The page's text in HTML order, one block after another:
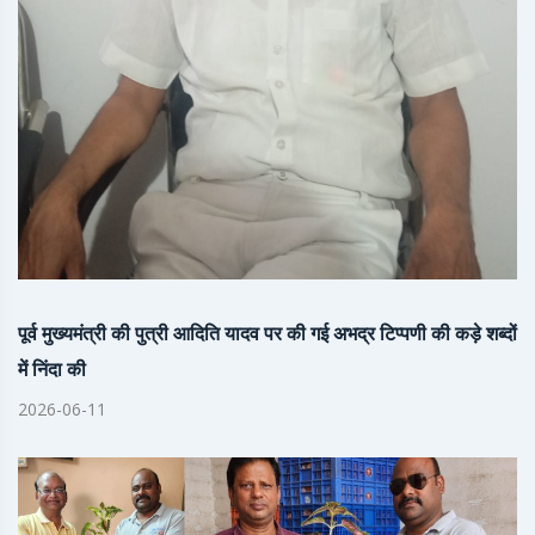
पूर्व मुख्यमंत्री की पुत्री आदिति यादव पर की गई अभद्र टिप्पणी की कड़े शब्दों
में निंदा की
2026-06-11